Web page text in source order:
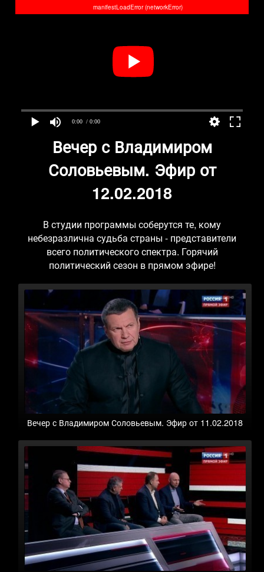
0:00 / 0:00
manifestLoadError (networkError)
Вечер с Владимиром
Соловьевым. Эфир от
12.02.2018
В студии программы соберутся те, кому
небезразлична судьба страны - представители
всего политического спектра. Горячий
политический сезон в прямом эфире!
Вечер с Владимиром Соловьевым. Эфир от 11.02.2018